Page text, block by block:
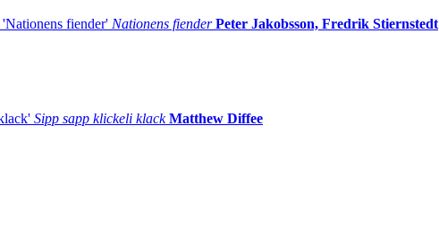
Nationens fiender Peter Jakobsson, Fredrik Stiernstedt
Sipp sapp klickeli klack Matthew Diffee